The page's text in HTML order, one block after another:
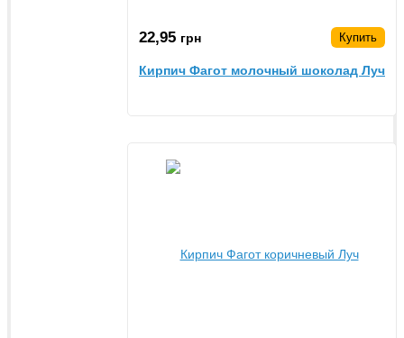
22,95 грн Купить
Кирпич Фагот молочный шоколад Луч